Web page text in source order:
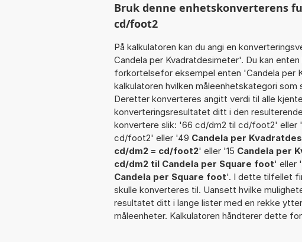
Bruk denne enhetskonverterens
cd/foot2
På kalkulatoren kan du angi en
Candela per Kvadratdesimeter'. Du kan
forkortelsefor eksempel enten 'Candela per
kalkulatoren hvilken måleenhetskategori
Deretter konverteres angitt verdi til alle
konverteringsresultatet ditt i den
konvertere slik: '66 cd/dm2 til cd/foot2'
cd/foot2' eller '49 Candela per
cd/dm2 = cd/foot2' eller '15 Candela per
cd/dm2 til Candela per Square foot' eller
Candela per Square foot'. I dette tilfellet
skulle konverteres til. Uansett hvilke
resultatet ditt i lange lister med en rekke
måleenheter. Kalkulatoren håndterer dette